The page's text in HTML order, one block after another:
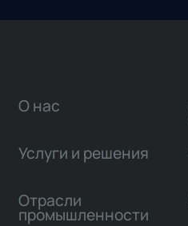
О нас
Услуги и решения
Отрасли
промышленности